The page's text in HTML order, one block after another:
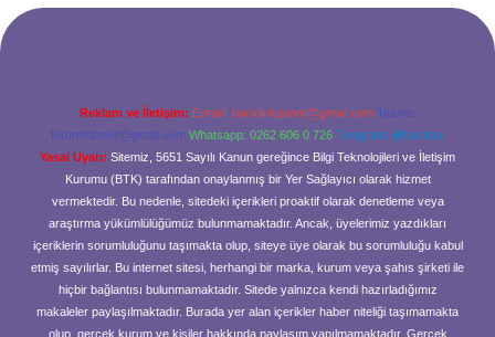
Reklam ve İletişim: E-mail: backlinkpaneli@gmail.com Teams:
forumhizmeti@gmail.com Whatsapp: 0262 606 0 726 Telegram: @karabul
Yasal Uyarı: Sitemiz, 5651 Sayılı Kanun gereğince Bilgi Teknolojileri ve İletişim
Kurumu (BTK) tarafından onaylanmış bir Yer Sağlayıcı olarak hizmet
vermektedir. Bu nedenle, sitedeki içerikleri proaktif olarak denetleme veya
araştırma yükümlülüğümüz bulunmamaktadır. Ancak, üyelerimiz yazdıkları
içeriklerin sorumluluğunu taşımakta olup, siteye üye olarak bu sorumluluğu kabul
etmiş sayılırlar. Bu internet sitesi, herhangi bir marka, kurum veya şahıs şirketi ile
hiçbir bağlantısı bulunmamaktadır. Sitede yalnızca kendi hazırladığımız
makaleler paylaşılmaktadır. Burada yer alan içerikler haber niteliği taşımamakta
olup, gerçek kurum ve kişiler hakkında paylaşım yapılmamaktadır. Gerçek